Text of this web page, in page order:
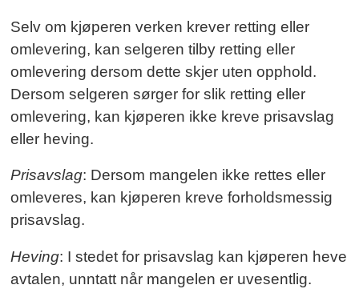
Selv om kjøperen verken krever retting eller
omlevering, kan selgeren tilby retting eller
omlevering dersom dette skjer uten opphold.
Dersom selgeren sørger for slik retting eller
omlevering, kan kjøperen ikke kreve prisavslag
eller heving.
Prisavslag: Dersom mangelen ikke rettes eller
omleveres, kan kjøperen kreve forholdsmessig
prisavslag.
Heving: I stedet for prisavslag kan kjøperen heve
avtalen, unntatt når mangelen er uvesentlig.